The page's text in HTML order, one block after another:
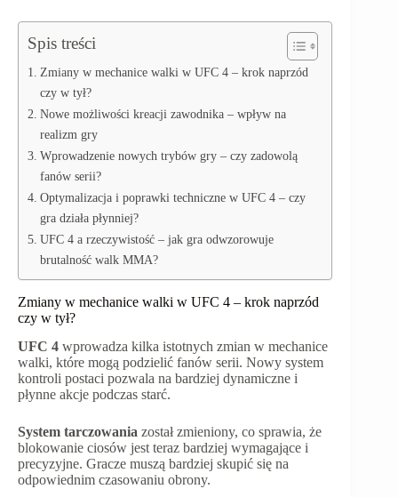
Spis treści
Zmiany w mechanice walki w UFC 4 – krok naprzód
czy w tył?
Nowe możliwości kreacji zawodnika – wpływ na
realizm gry
Wprowadzenie nowych trybów gry – czy zadowolą
fanów serii?
Optymalizacja i poprawki techniczne w UFC 4 – czy
gra działa płynniej?
UFC 4 a rzeczywistość – jak gra odwzorowuje
brutalność walk MMA?
Zmiany w mechanice walki w UFC 4 – krok naprzód
czy w tył?
UFC 4 wprowadza kilka istotnych zmian w mechanice
walki, które mogą podzielić fanów serii. Nowy system
kontroli postaci pozwala na bardziej dynamiczne i
płynne akcje podczas starć.
System tarczowania został zmieniony, co sprawia, że
blokowanie ciosów jest teraz bardziej wymagające i
precyzyjne. Gracze muszą bardziej skupić się na
odpowiednim czasowaniu obrony.